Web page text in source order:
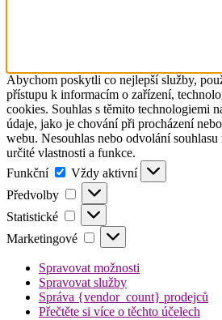
Abychom poskytli co nejlepší služby,
přístupu k informacím o zařízení,
cookies. Souhlas s těmito technologiemi
údaje, jako je chování při procházení
webu. Nesouhlas nebo odvolání
určité vlastnosti a funkce.
Funkční
Funkční
Vždy aktivní
Předvolby
Předvolby
Statistické Statistické
Marketingové Marketingové
Spravovat možnosti
Spravovat služby
Správa {vendor_count} prodejců
Přečtěte si více o těchto účelech